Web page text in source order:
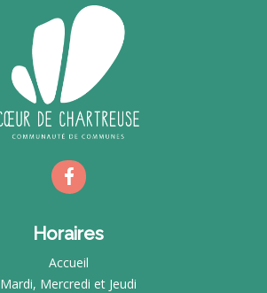
Horaires
Accueil
Mardi, Mercredi et Jeudi